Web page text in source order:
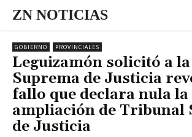
ZN NOTICIAS
GOBIERNO PROVINCIALES
Leguizamón solicitó a
Suprema de Justicia
fallo que declara nula la
ampliación de Tribunal
de Justicia